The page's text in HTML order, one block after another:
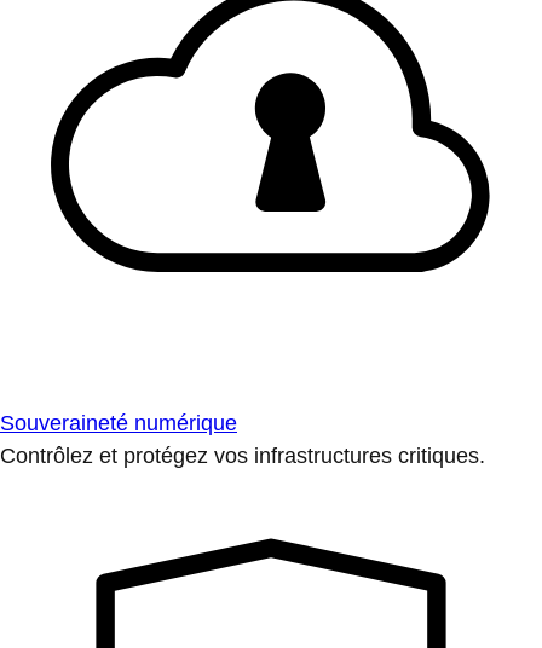
Souveraineté numérique
Contrôlez et protégez vos infrastructures critiques.